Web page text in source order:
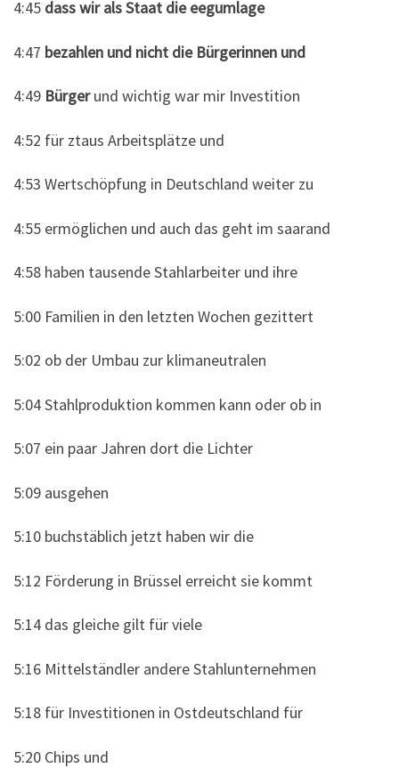
4:45 dass wir als Staat die eegumlage
4:47 bezahlen und nicht die Bürgerinnen und
4:49 Bürgerund wichtig war mir Investition
4:52 für ztaus Arbeitsplätze und
4:53 Wertschöpfung in Deutschland weiter zu
4:55 ermöglichen und auch das geht im saarand
4:58 haben tausende Stahlarbeiter und ihre
5:00 Familien in den letzten Wochen gezittert
5:02 ob der Umbau zur klimaneutralen
5:04 Stahlproduktion kommen kann oder ob in
5:07 ein paar Jahren dort die Lichter
5:09 ausgehen
5:10 buchstäblich jetzt haben wir die
5:12 Förderung in Brüssel erreicht sie kommt
5:14 das gleiche gilt für viele
5:16 Mittelständler andere Stahlunternehmen
5:18 für Investitionen in Ostdeutschland für
5:20 Chips und